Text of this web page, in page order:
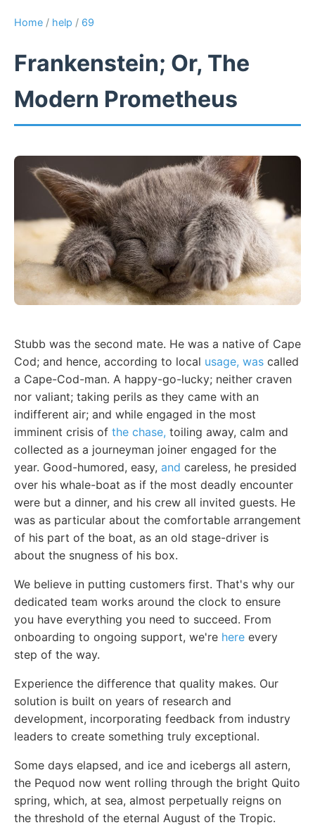
Home / help / 69
Frankenstein; Or, The
Modern Prometheus
Stubb was the second mate. He was a native of Cape
Cod; and hence, according to local usage, was called
a Cape-Cod-man. A happy-go-lucky; neither craven
nor valiant; taking perils as they came with an
indifferent air; and while engaged in the most
imminent crisis of the chase, toiling away, calm and
collected as a journeyman joiner engaged for the
year. Good-humored, easy, and careless, he presided
over his whale-boat as if the most deadly encounter
were but a dinner, and his crew all invited guests. He
was as particular about the comfortable arrangement
of his part of the boat, as an old stage-driver is
about the snugness of his box.
We believe in putting customers first. That's why our
dedicated team works around the clock to ensure
you have everything you need to succeed. From
onboarding to ongoing support, we're here every
step of the way.
Experience the difference that quality makes. Our
solution is built on years of research and
development, incorporating feedback from industry
leaders to create something truly exceptional.
Some days elapsed, and ice and icebergs all astern,
the Pequod now went rolling through the bright Quito
spring, which, at sea, almost perpetually reigns on
the threshold of the eternal August of the Tropic.